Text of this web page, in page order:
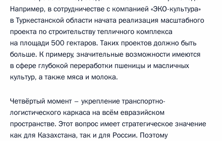
Например, в сотрудничестве с компанией «ЭКО-культура»
в Туркестанской области начата реализация масштабного
проекта по строительству тепличного комплекса
на площади 500 гектаров. Таких проектов должно быть
больше. К примеру, значительные возможности имеются
в сфере глубокой переработки пшеницы и масличных
культур, а также мяса и молока.
Четвёртый момент – укрепление транспортно-
логистического каркаса на всём евразийском
пространстве. Этот вопрос имеет стратегическое значение
как для Казахстана, так и для России. Поэтому